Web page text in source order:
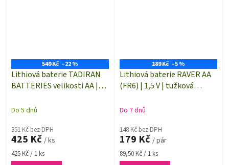
549 Kč –22 %
Lithiová baterie TADIRAN
BATTERIES velikosti AA |
Do 5 dnů
351 Kč bez DPH
425 Kč / ks
Měrná
cena:
425 Kč / 1 ks
189 Kč –5 %
Lithiová baterie RAVER AA
(FR6) | 1,5 V | tužková
Do 7 dnů
148 Kč bez DPH
179 Kč / pár
Měrná
cena:
89,50 Kč / 1 ks